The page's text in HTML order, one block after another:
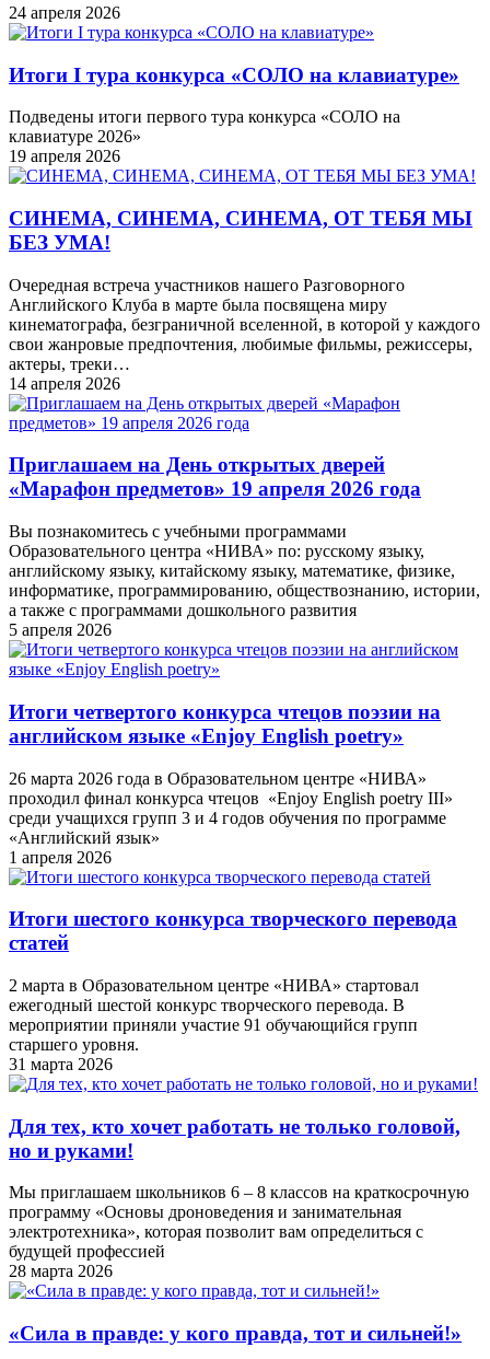
24 апреля 2026
Итоги I тура конкурса «СОЛО на клавиатуре»
Подведены итоги первого тура конкурса «СОЛО на
клавиатуре 2026»
19 апреля 2026
СИНЕМА, СИНЕМА, СИНЕМА, ОТ ТЕБЯ МЫ
БЕЗ УМА!
Очередная встреча участников нашего Разговорного
Английского Клуба в марте была посвящена миру
кинематографа, безграничной вселенной, в которой у каждого
свои жанровые предпочтения, любимые фильмы, режиссеры,
актеры, треки…
14 апреля 2026
Приглашаем на День открытых дверей
«Марафон предметов» 19 апреля 2026 года
Вы познакомитесь с учебными программами
Образовательного центра «НИВА» по: русскому языку,
английскому языку, китайскому языку, математике, физике,
информатике, программированию, обществознанию, истории,
а также с программами дошкольного развития
5 апреля 2026
Итоги четвертого конкурса чтецов поэзии на
английском языке «Enjoy English poetry»
26 марта 2026 года в Образовательном центре «НИВА»
проходил финал конкурса чтецов «Enjoy English poetry III»
среди учащихся групп 3 и 4 годов обучения по программе
«Английский язык»
1 апреля 2026
Итоги шестого конкурса творческого перевода
статей
2 марта в Образовательном центре «НИВА» стартовал
ежегодный шестой конкурс творческого перевода. В
мероприятии приняли участие 91 обучающийся групп
старшего уровня.
31 марта 2026
Для тех, кто хочет работать не только головой,
но и руками!
Мы приглашаем школьников 6 – 8 классов на краткосрочную
программу «Основы дроноведения и занимательная
электротехника», которая позволит вам определиться с
будущей профессией
28 марта 2026
«Cила в правде: у кого правда, тот и сильней!»